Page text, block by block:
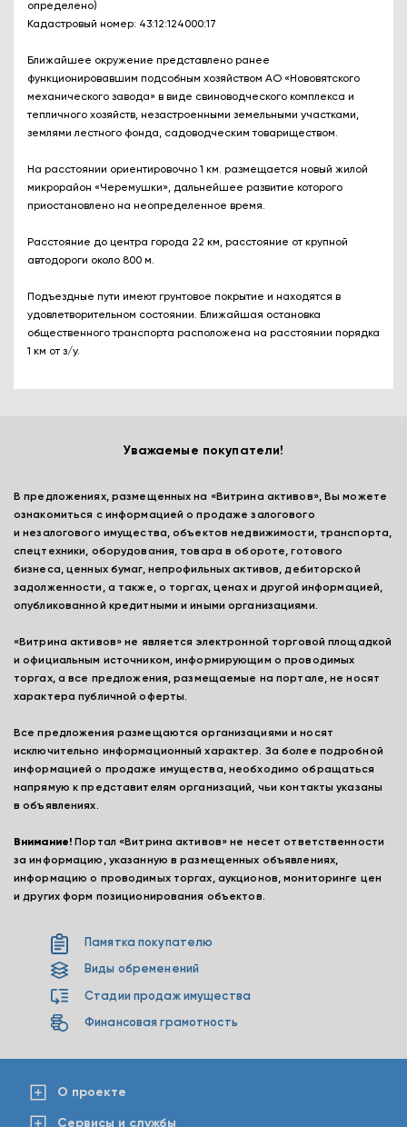
определено)
Кадастровый номер: 43:12:124000:17
Ближайшее окружение представлено ранее
функционировавшим подсобным хозяйством АО «Нововятского
механического завода» в виде свиноводческого комплекса и
тепличного хозяйств, незастроенными земельными участками,
землями лестного фонда, садоводческим товариществом.
На расстоянии ориентировочно 1 км. размещается новый жилой
микрорайон «Черемушки», дальнейшее развитие которого
приостановлено на неопределенное время.
Расстояние до центра города 22 км, расстояние от крупной
автодороги около 800 м.
Подъездные пути имеют грунтовое покрытие и находятся в
удовлетворительном состоянии. Ближайшая остановка
общественного транспорта расположена на расстоянии порядка
1 км от з/у.
Уважаемые покупатели!
В предложениях, размещенных на «Витрина активов», Вы можете
ознакомиться с информацией о продаже залогового
и незалогового имущества, объектов недвижимости, транспорта,
спецтехники, оборудования, товара в обороте, готового
бизнеса, ценных бумаг, непрофильных активов, дебиторской
задолженности, а также, о торгах, ценах и другой информацией,
опубликованной кредитными и иными организациями.
«Витрина активов» не является электронной торговой площадкой
и официальным источником, информирующим о проводимых
торгах, а все предложения, размещаемые на портале, не носят
характера публичной оферты.
Все предложения размещаются организациями и носят
исключительно информационный характер. За более подробной
информацией о продаже имущества, необходимо обращаться
напрямую к представителям организаций, чьи контакты указаны
в объявлениях.
Внимание! Портал «Витрина активов» не несет ответственности
за информацию, указанную в размещенных объявлениях,
информацию о проводимых торгах, аукционов, мониторинге цен
и других форм позиционирования объектов.
Памятка покупателю
Виды обременений
Стадии продаж имущества
Финансовая грамотность
О проекте
Сервисы и службы